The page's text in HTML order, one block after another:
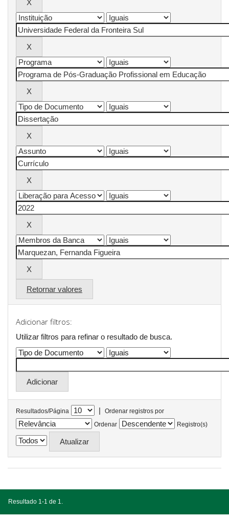
Retornar valores
Adicionar filtros:
Utilizar filtros para refinar o resultado de busca.
Resultados/Página |
Ordenar registros por
Ordenar
Registro(s)
Resultado 1-1 de 1.